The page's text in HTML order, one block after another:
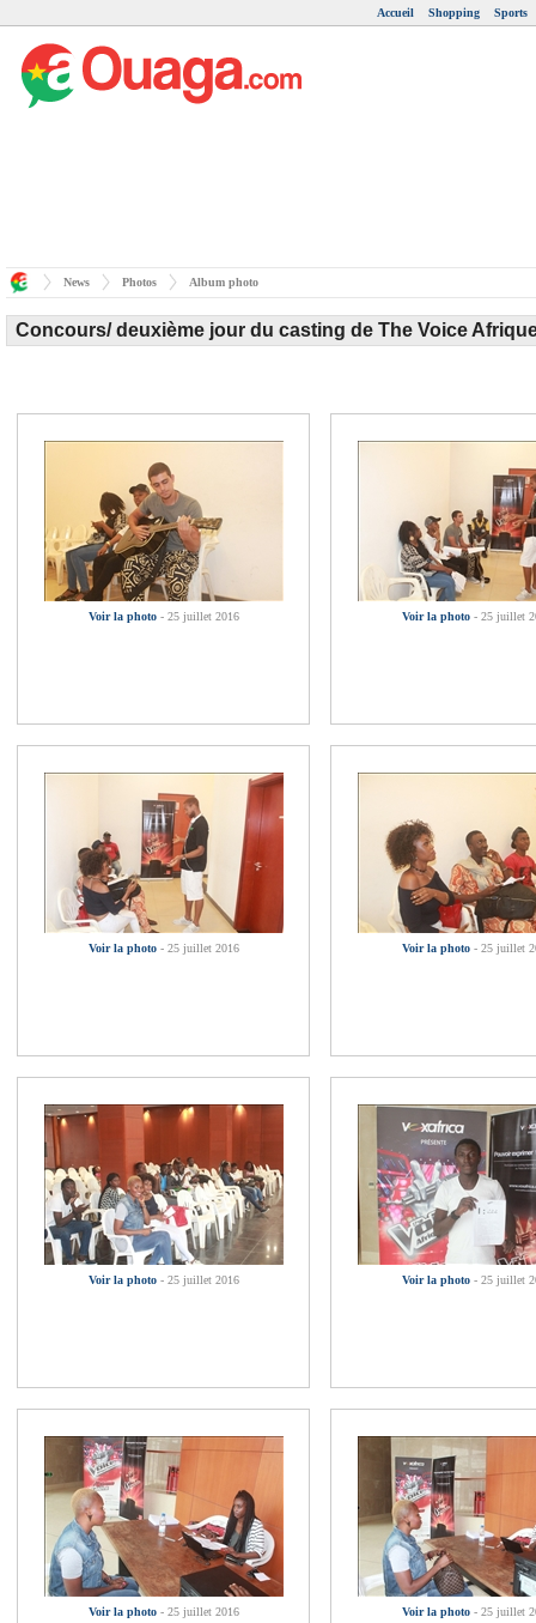
Accueil Shopping Sports
News Photos Album photo
Concours/ deuxième jour du casting de The Voice
Voir la photo - 25 juillet 2016 Voir la photo - 25 juillet
Voir la photo - 25 juillet 2016 Voir la photo - 25 juillet
Voir la photo - 25 juillet 2016 Voir la photo - 25 juillet
Voir la photo - 25 juillet 2016 Voir la photo - 25 juillet